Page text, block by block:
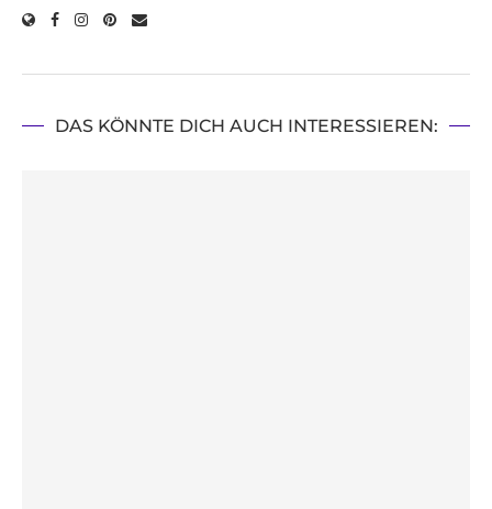
DAS KÖNNTE DICH AUCH INTERESSIEREN: